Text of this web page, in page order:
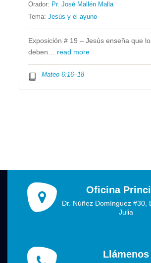
Orador: Pr. José Mallén Malla
Tema:Jesús y el ayuno
Exposición # 19 – Jesús enseña que
deben… read more
Mateo 6:16–18
Oficina
Dr. Núñez Domínguez #30,
Julia
Llámenos